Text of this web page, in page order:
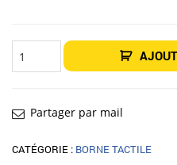
quantité
de
Partager par mail
CATÉGORIE : BORNE TACTILE